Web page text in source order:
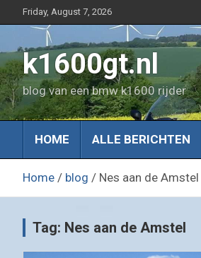
to
Friday, August 7, 2026
k1600gt.nl
blog van een bmw k1600 rijder
HOME ALLE BERICHTEN
Home blog Nes aan de Amstel
Tag: Nes aan de Amstel